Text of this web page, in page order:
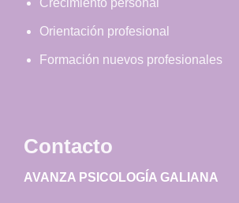
Crecimiento personal
Orientación profesional
Formación nuevos profesionales
Contacto
AVANZA PSICOLOGÍA GALIANA